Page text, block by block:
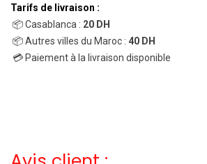
Tarifs de livraison :
📦 Casablanca : 20 DH
📦 Autres villes du Maroc : 40 DH
💳 Paiement à la livraison disponible